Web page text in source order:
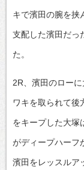
キで濱田の腕を挟
支配した濱田だっ
た。
2R、濱田のロー
ワキを取られて後
をキープした大塚
がディープハーフ
濱田をレッスルア